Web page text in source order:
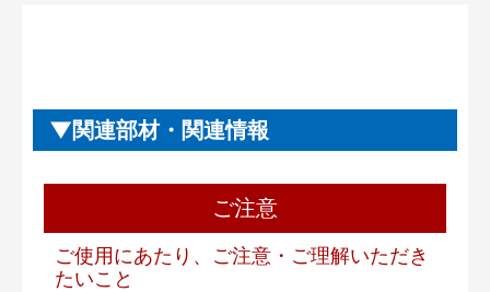
関連部材・関連情報
ご注意
ご使用にあたり、ご注意・ご理解いただき
たいこと